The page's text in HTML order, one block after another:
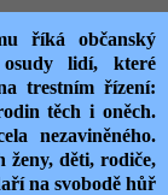
říká občanský
osudy lidí, které
trestním řízení:
těch i oněch.
nezaviněného.
ženy, děti, rodiče,
na svobodě hůř